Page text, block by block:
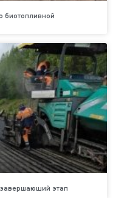
биотопливной
завершающий этап